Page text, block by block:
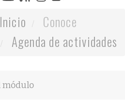
Inicio
Conoce
Agenda de actividades